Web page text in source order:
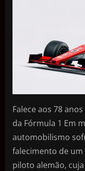
Falece aos 78
da Fórmula 1 Em
automobilismo
falecimento de
piloto alemão,